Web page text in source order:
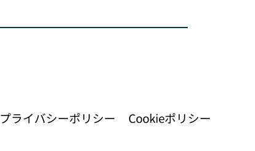
​プライバシーポリシー Cookieポリシー